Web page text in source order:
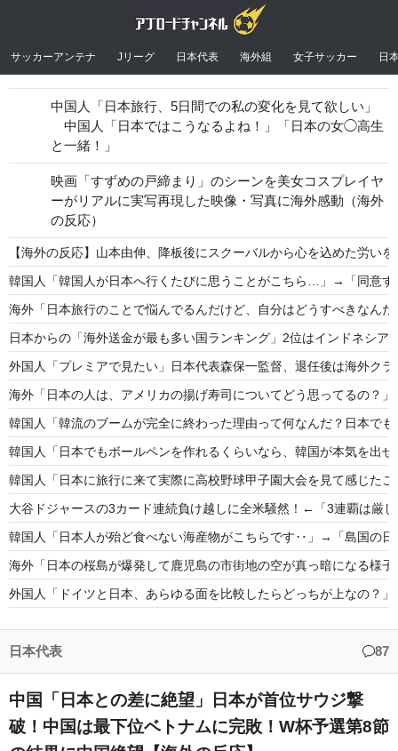
サッカーアンテナ Jリーグ 日本代表 海外組 女子サッカー 日
【海外の反応】山本由伸、降板後にスクーバルから心を込めた労い
韓国人「韓国人が日本へ行くたびに思うことがこちら…」→「同意
海外「日本旅行のことで悩んでるんだけど、自分はどうすべきなん
日本からの「海外送金が最も多い国ランキング」2位はインドネシア
外国人「プレミアで見たい」日本代表森保一監督、退任後は海外ク
海外「日本の人は、アメリカの揚げ寿司についてどう思ってるの？
韓国人「韓流のブームが完全に終わった理由って何なんだ？日本で
韓国人「日本でもボールペンを作れるくらいなら、韓国が本気を出
韓国人「日本に旅行に来て実際に高校野球甲子園大会を見て感じたこ
大谷ドジャースの3カード連続負け越しに全米騒然！←「3連覇は厳
韓国人「日本人が殆ど食べない海産物がこちらです‥」→「島国の日
海外「日本の桜島が爆発して鹿児島の市街地の空が真っ暗になる様
外国人「ドイツと日本、あらゆる面を比較したらどっちが上なの？」
「MLBレベルでもかなりのハイライト」甲子園で見られた白樺学園
中国人「日本旅行、5日間での私の変化を見て欲しい」
中国人「日本ではこうなるよね！」「日本の女◯高生
と一緒！」
映画「すずめの戸締まり」のシーンを美女コスプレイヤ
ーがリアルに実写再現した映像・写真に海外感動（海外
の反応）
日本代表 87
中国「日本との差に絶望」日本が首位サウジ撃
破！中国は最下位ベトナムに完敗！W杯予選第8節